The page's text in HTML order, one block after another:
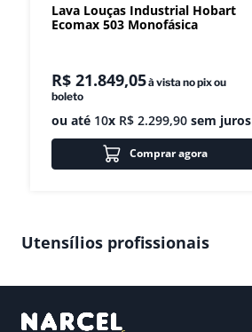
Lava Louças Industrial Hobart
Ecomax 503 Monofásica
R$ 21.849,05à vista no pix ou
boleto
ou até 10x R$ 2.299,90 sem juros
Comprar agora
Utensílios profissionais